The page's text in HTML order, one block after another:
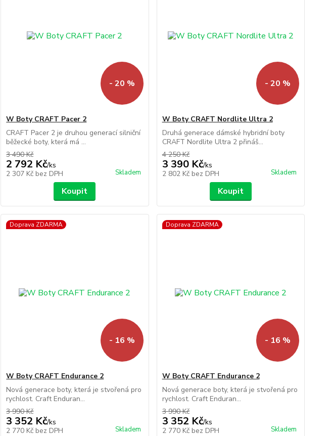
- 20 %
W Boty CRAFT Pacer 2
CRAFT Pacer 2 je druhou generací silniční
běžecké boty, která má ...
3 490 Kč
2 792 Kč/ks
2 307 Kč bez DPH Skladem
Koupit
- 20 %
W Boty CRAFT Nordlite Ultra 2
Druhá generace dámské hybridní boty
CRAFT Nordlite Ultra 2 přináš...
4 250 Kč
3 390 Kč/ks
2 802 Kč bez DPH Skladem
Koupit
Doprava ZDARMA
- 16 %
W Boty CRAFT Endurance 2
Nová generace boty, která je stvořená pro
rychlost. Craft Enduran...
3 990 Kč
3 352 Kč/ks
2 770 Kč bez DPH Skladem
Doprava ZDARMA
- 16 %
W Boty CRAFT Endurance 2
Nová generace boty, která je stvořená pro
rychlost. Craft Enduran...
3 990 Kč
3 352 Kč/ks
2 770 Kč bez DPH Skladem